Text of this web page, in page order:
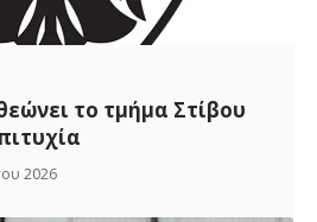
το τμήμα Στίβου
2026